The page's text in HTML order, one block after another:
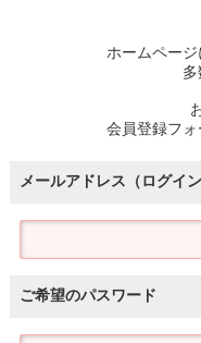
ホームペー
多
会員登録フォ
メールアドレス（ログイン
ご希望のパスワード